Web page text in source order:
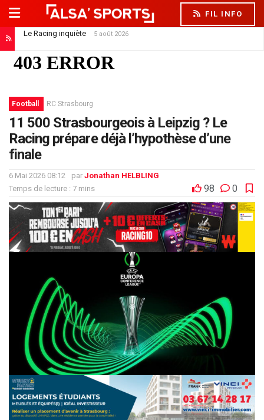
FIL INFO
Le Racing inquiète 5 août 2026
Football RC Strasbourg
11 500 Strasbourgeois à Leipzig ? Le
Racing prépare déjà l’hypothèse d’une
finale
6 Mai 2026 08:12 par Jonathan HELBLING
Temps de lecture : 7 mins
98 0